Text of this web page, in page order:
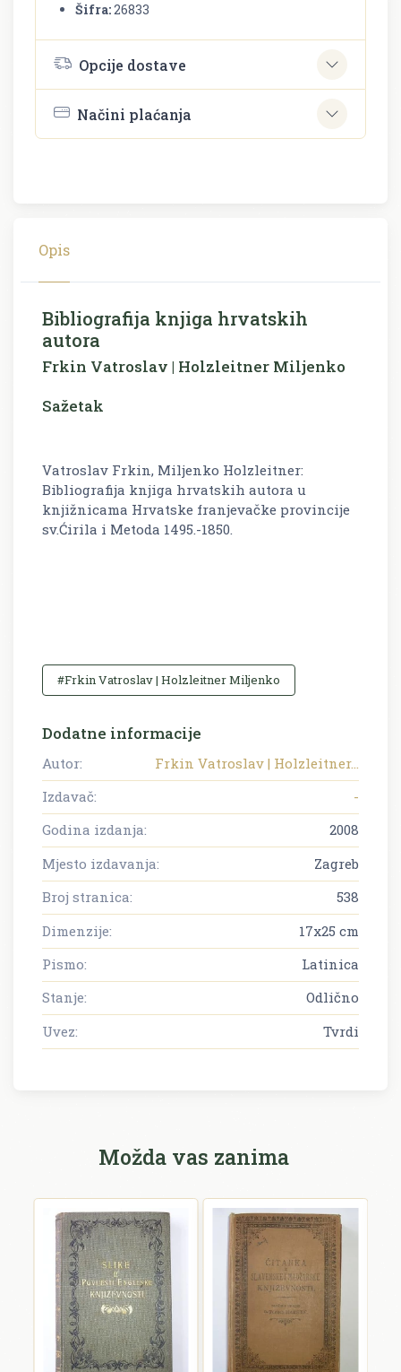
Šifra:26833
Opcije dostave
Načini plaćanja
Opis
Bibliografija knjiga hrvatskih
autora
Frkin Vatroslav | Holzleitner Miljenko
Sažetak
Vatroslav Frkin, Miljenko Holzleitner:
Bibliografija knjiga hrvatskih autora u
knjižnicama Hrvatske franjevačke provincije
sv.Ćirila i Metoda 1495.-1850.
#Frkin Vatroslav | Holzleitner Miljenko
Dodatne informacije
Autor:
Frkin Vatroslav | Holzleitner...
Izdavač:
-
Godina izdanja:
2008
Mjesto izdavanja:
Zagreb
Broj stranica:
538
Dimenzije:
17x25 cm
Pismo:
Latinica
Stanje:
Odlično
Uvez:
Tvrdi
Možda vas zanima